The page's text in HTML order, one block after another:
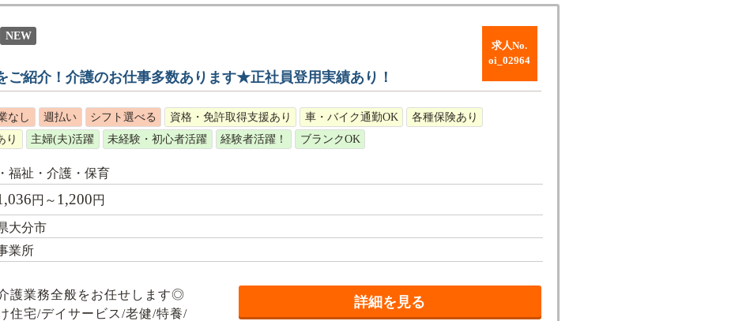
求人No.
oi_02964
NEW
ご紹介！介護のお仕事多数あります★正社員登用実績あり！
なし 週払い シフト選べる 資格・免許取得支援あり 車・バイク通勤OK
各種保険あり
り 主婦(夫)活躍 未経験・初心者活躍 経験者活躍！ ブランクOK
福祉・介護・保育
円～ 1,200円
大分市
業所
護業務全般をお任せします◎
住宅/デイサービス/老健/特養/
詳細を見る